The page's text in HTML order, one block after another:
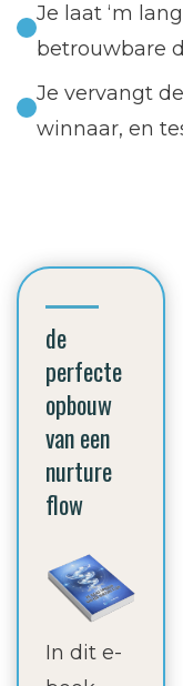
Je laat ‘m
betrouwbare
Je vervangt
winnaar, en
de
perfecte
opbouw
van een
nurture
flow
In dit e-